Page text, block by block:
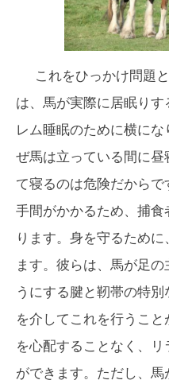
これをひっかけ問題
は、馬が実際に居眠り す
レム睡眠のために横に
ぜ馬は立っている間に
て寝るのは危険だから
手間がかかるため、捕
ります。身を守るため
ます。彼らは、馬が足
うにする腱と靭帯の特
を介してこれを行うこ
を心配することなく、
ができます。ただし、